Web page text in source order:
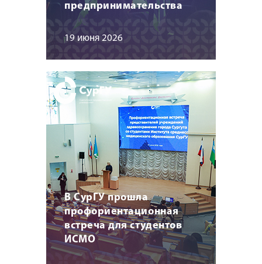
предпринимательства
19 июня 2026
В СурГУ прошла
профориентационная
встреча для студентов
ИСМО